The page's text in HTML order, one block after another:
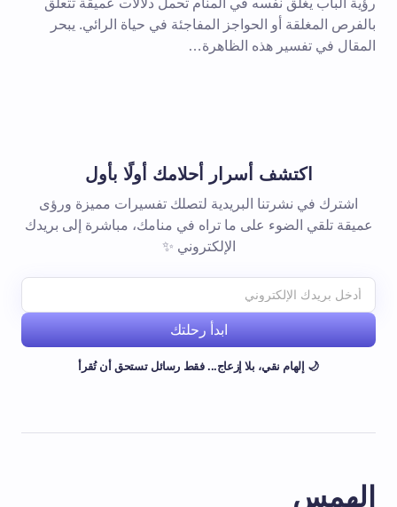
رؤية الباب يغلق نفسه في المنام تحمل دلالات عميقة تتعلق
بالفرص المغلقة أو الحواجز المفاجئة في حياة الرائي. يبحر
المقال في تفسير هذه الظاهرة…
اكتشف أسرار أحلامك أولًا بأول
اشترك في نشرتنا البريدية لتصلك تفسيرات مميزة ورؤى
عميقة تلقي الضوء على ما تراه في منامك، مباشرة إلى بريدك
الإلكتروني ✨
ابدأ رحلتك
🌙 إلهام نقي، بلا إزعاج... فقط رسائل تستحق أن تُقرأ
الهمس